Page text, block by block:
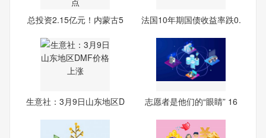
总投资2.15亿元！内蒙古5
法国10年期国债收益率跌0.
生意社：3月9日山东地区D
志愿者是他们的“眼睛” 16